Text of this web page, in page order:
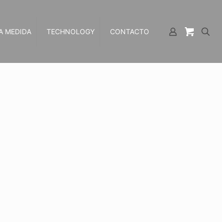
MEDIDA TECHNOLOGY CONTACTO